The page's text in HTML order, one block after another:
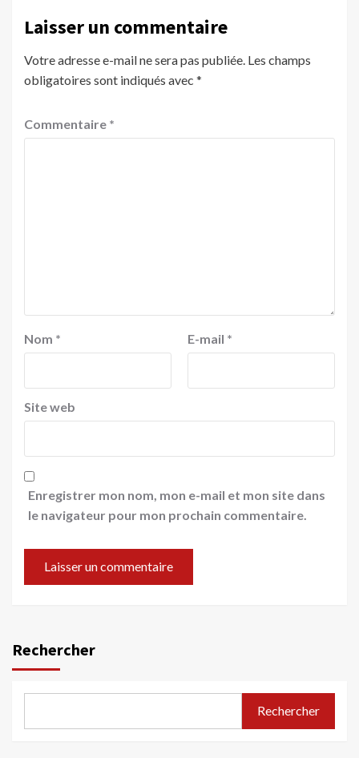
Laisser un commentaire
Votre adresse e-mail ne sera pas publiée. Les champs
obligatoires sont indiqués avec *
Commentaire *
Nom * E-mail *
Site web
Enregistrer mon nom, mon e-mail et mon site dans
le navigateur pour mon prochain commentaire.
Rechercher
Rechercher